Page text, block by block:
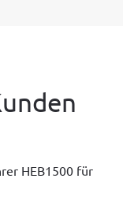
HEB1500 für